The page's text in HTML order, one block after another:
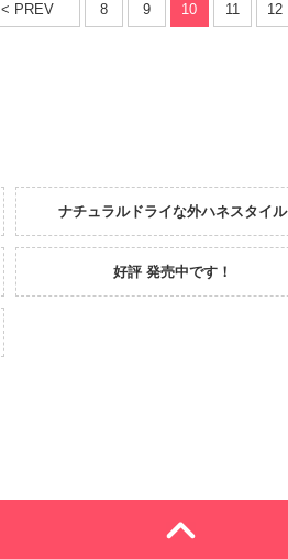
< PREV 8 9 10 11 12
ナチュラルドライな外ハネスタイル
好評 発売中です！